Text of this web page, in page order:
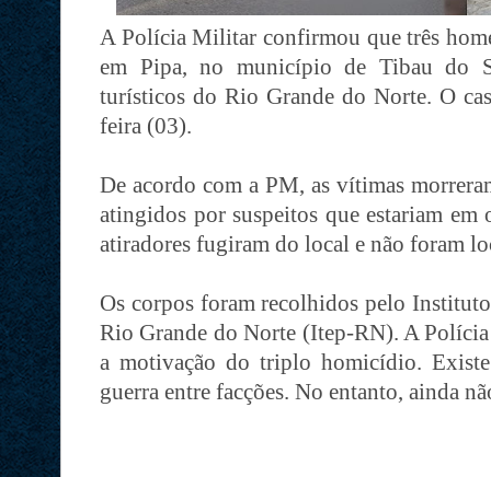
A Polícia Militar confirmou que três
em Pipa, no município de Tibau do
turísticos do Rio Grande do Norte. O
feira (03).
De acordo com a PM, as vítimas
atingidos por suspeitos que estariam
atiradores fugiram do local e não foram
Os corpos foram recolhidos pelo
Rio Grande do Norte (Itep-RN). A
a motivação do triplo homicídio.
guerra entre facções. No entanto, ainda